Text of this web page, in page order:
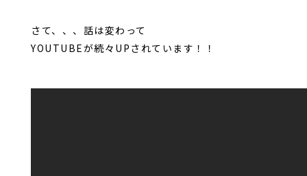
さて、、、話は変わって
YOUTUBEが続々UPされています！！